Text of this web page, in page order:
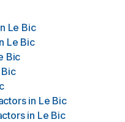
Le Bic
Le Bic
Bic
in Le Bic
in Le Bic